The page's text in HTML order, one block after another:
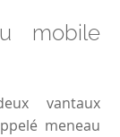
mobile
vantaux
meneau